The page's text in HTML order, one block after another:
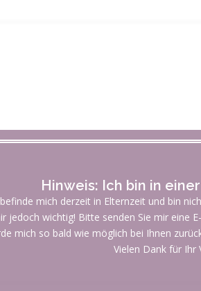
Hinweis: Ich bin in
mich derzeit in Elternzeit und bin
jedoch wichtig! Bitte senden Sie mir eine
mich so bald wie möglich bei Ihnen
Vielen Dank für Ihr